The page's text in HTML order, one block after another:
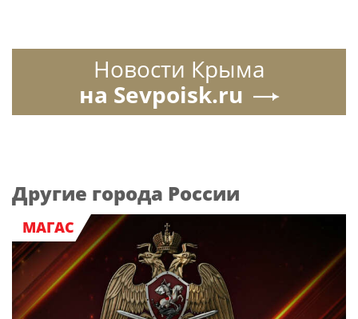
Новости Крыма
на Sevpoisk.ru
Другие города России
МАГАС